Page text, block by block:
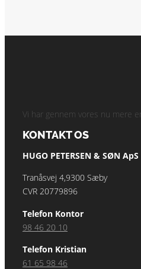
Vi har gennem vores nu mere
KONTAKT OS
HUGO PETERSEN & SØN ApS
Tranåsvej 4,9300 Sæby
CVR 20779896
Telefon Kontor
98 46 20 10
Telefon Kristian
61 65 98 46